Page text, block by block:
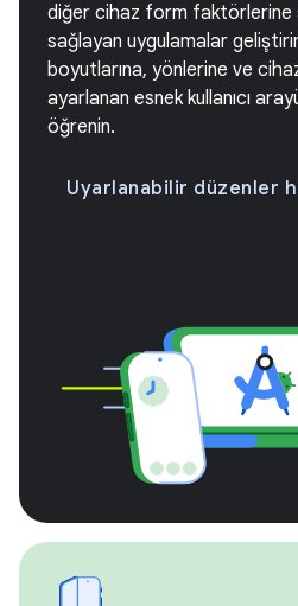
diğer cihaz form faktörlerine
sağlayan uygulamalar
boyutlarına, yönlerine ve
ayarlanan esnek kullanıcı
öğrenin.
Uyarlanabilir düzenler